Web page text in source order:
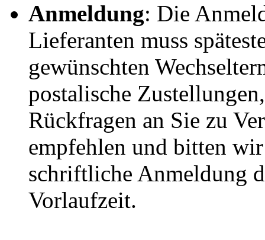
Anmeldung: Die
Lieferanten muss
gewünschten
postalische
Rückfragen an Sie zu
empfehlen und bitten
schriftliche Anmeldung
Vorlaufzeit.